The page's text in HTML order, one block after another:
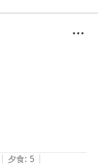
野天風呂が一つあ
予約制ではなく、入
| 夕食: 5 |